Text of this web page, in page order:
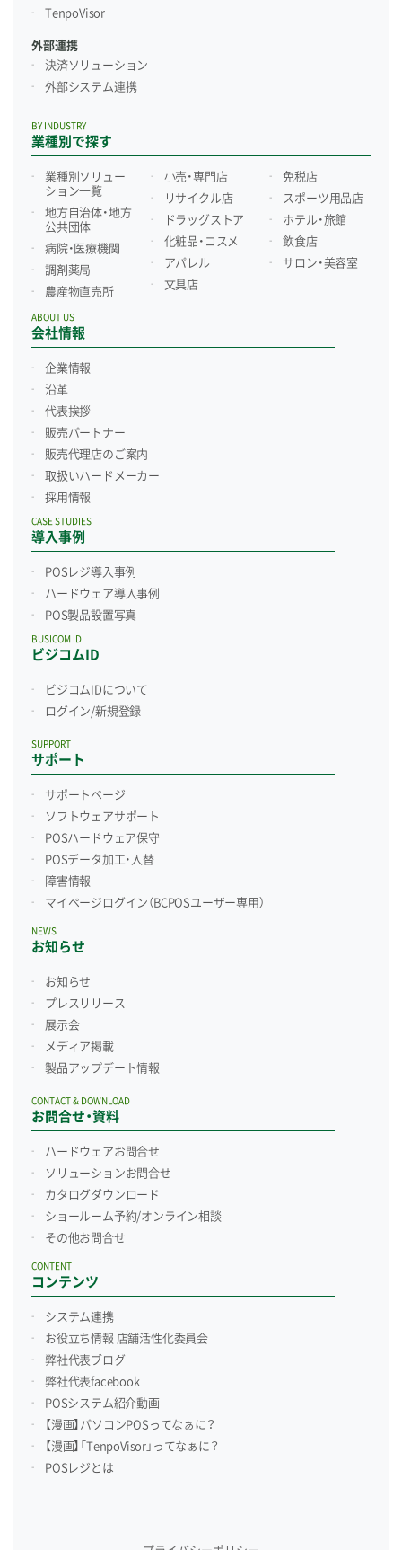
TenpoVisor
外部連携
決済ソリューション
外部システム連携
業種別で探す
BY INDUSTRY
業種別ソリュー
ション一覧
地方自治体・地方
公共団体
病院・医療機関
調剤薬局
農産物直売所
小売・専門店
リサイクル店
ドラッグストア
化粧品・コスメ
アパレル
文具店
免税店
スポーツ用品店
ホテル・旅館
飲食店
サロン・美容室
会社情報
ABOUT US
企業情報
沿革
代表挨拶
販売パートナー
販売代理店のご案内
取扱いハードメーカー
採用情報
導入事例
CASE STUDIES
POSレジ導入事例
ハードウェア導入事例
POS製品設置写真
ビジコムID
BUSICOM ID
ビジコムIDについて
ログイン/新規登録
サポート
SUPPORT
サポートページ
ソフトウェアサポート
POSハードウェア保守
POSデータ加工・入替
障害情報
マイページログイン （BCPOSユーザー専用）
お知らせ
NEWS
お知らせ
プレスリリース
展示会
メディア掲載
製品アップデート情報
お問合せ・資料
CONTACT & DOWNLOAD
ハードウェアお問合せ
ソリューションお問合せ
カタログダウンロード
ショールーム予約/オンライン相談
その他お問合せ
コンテンツ
CONTENT
システム連携
お役立ち情報 店舗活性化委員会
弊社代表ブログ
弊社代表facebook
POSシステム紹介動画
【漫画】パソコンPOSってなぁに？
【漫画】「TenpoVisor」ってなぁに？
POSレジとは